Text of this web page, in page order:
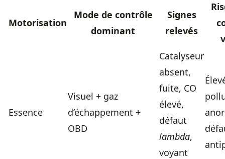
Motorisation
Mode de contrôle
dominant
Signes
relevés
Essence
Visuel + gaz
d’échappement +
OBD
Catalyseur
absent,
fuite, CO
élevé,
défaut
lambda,
voyant